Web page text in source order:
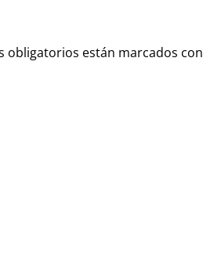
obligatorios están marcados con